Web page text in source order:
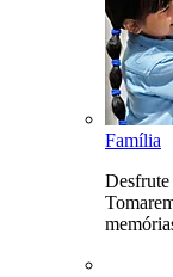
Família